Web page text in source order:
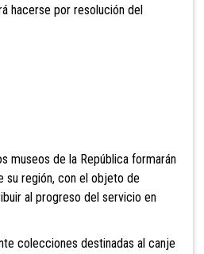
hacerse por resolución del
museos de la República formarán
su región, con el objeto de
al progreso del servicio en
colecciones destinadas al canje